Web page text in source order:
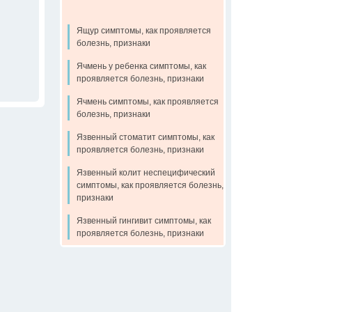
Ящур симптомы, как проявляется
болезнь, признаки
Ячмень у ребенка симптомы, как
проявляется болезнь, признаки
Ячмень симптомы, как проявляется
болезнь, признаки
Язвенный стоматит симптомы, как
проявляется болезнь, признаки
Язвенный колит неспецифический
симптомы, как проявляется болезнь,
признаки
Язвенный гингивит симптомы, как
проявляется болезнь, признаки